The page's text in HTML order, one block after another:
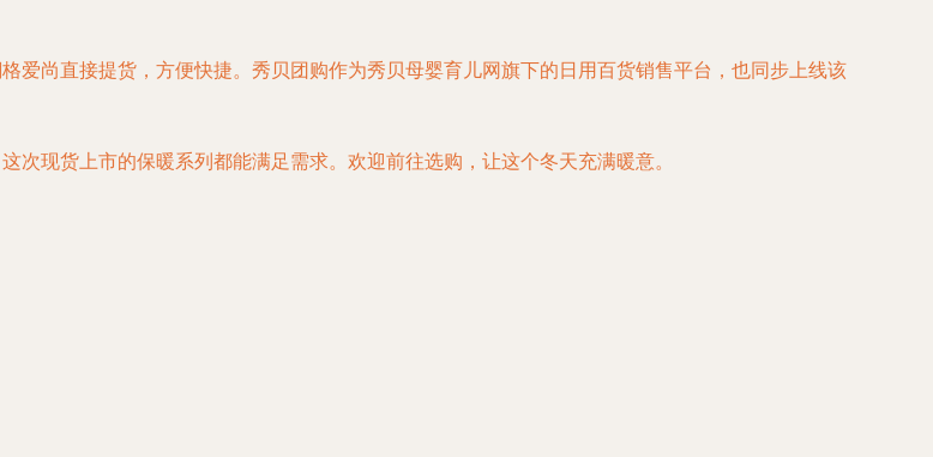
爱尚直接提货，方便快捷。秀贝团购作为秀贝母婴育儿网旗下的日用百货销售平台，也同步上线该
现货上市的保暖系列都能满足需求。欢迎前往选购，让这个冬天充满暖意。